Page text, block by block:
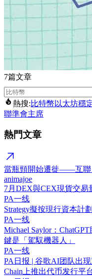
7篇文章
熱搜:比特幣 以太坊穩
聯準會主席
熱門文章
當瓶頸開始遷徙——互聯
animajoe
7月DEX與CEX現貨交易
PA一线
Strategy擬按現行資本計
PA一线
Michael Saylor：
鍵是「駕馭機器人」
PA一线
PA日报 | 谷歌AI团队出
Chain上推出代币发行平